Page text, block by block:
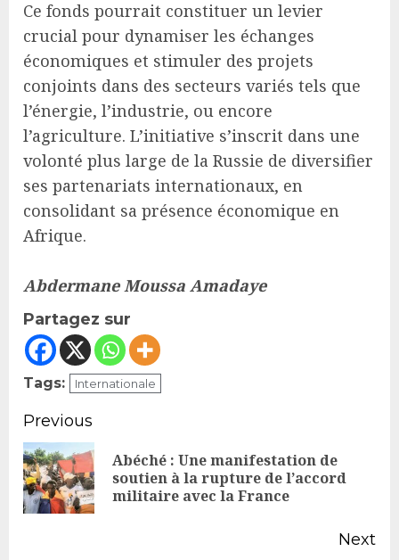
Ce fonds pourrait constituer un levier
crucial pour dynamiser les échanges
économiques et stimuler des projets
conjoints dans des secteurs variés tels que
l’énergie, l’industrie, ou encore
l’agriculture. L’initiative s’inscrit dans une
volonté plus large de la Russie de diversifier
ses partenariats internationaux, en
consolidant sa présence économique en
Afrique.
Abdermane Moussa Amadaye
Partagez sur
Tags: Internationale
Continue
Reading
Previous
Abéché : Une manifestation de
soutien à la rupture de l’accord
militaire avec la France
Next